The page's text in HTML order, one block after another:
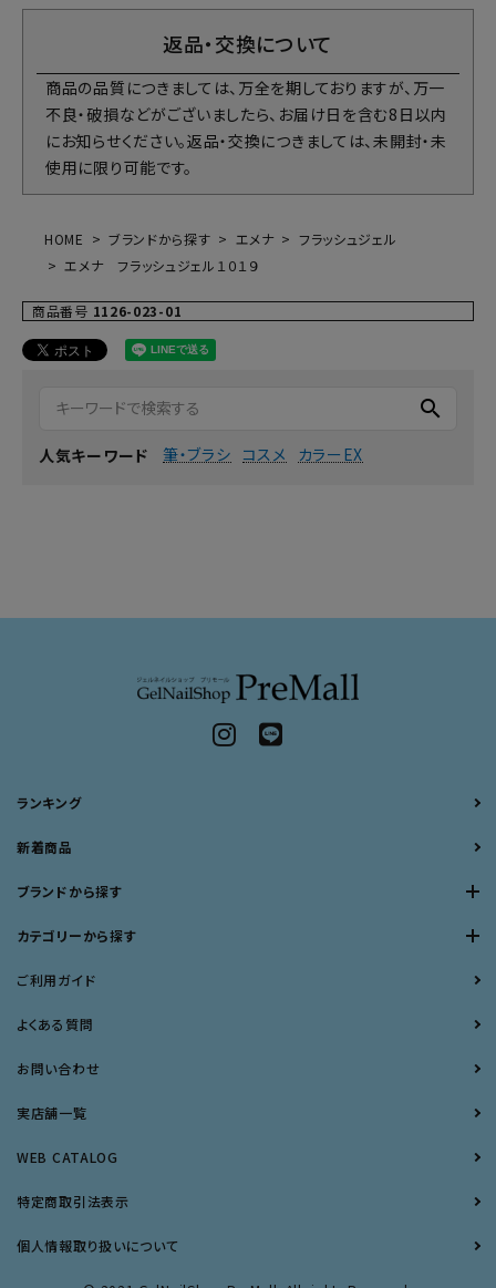
返品・交換について
商品の品質につきましては、万全を期しておりますが、万一
不良・破損などがございましたら、お届け日を含む8日以内
にお知らせください。返品・交換につきましては、未開封・未
使用に限り可能です。
HOME ブランドから探す エメナ
フラッシュジェル
エメナ フラッシュジェル１０１９
商品番号 1126-023-01
search
人気キーワード 筆・ブラシ コスメ カラーEX
ランキング
新着商品
ブランドから探す
カテゴリーから探す
ご利用ガイド
よくある質問
お問い合わせ
実店舗一覧
WEB CATALOG
特定商取引法表示
個人情報取り扱いについて